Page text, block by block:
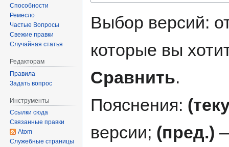
Выбор версий:
которые вы
Сравнить.
Пояснения:
версии; (пред.)
Способности
Ремесло
Частые Вопросы
Свежие правки
Случайная статья
Редакторам
Правила
Задать вопрос
Инструменты
Ссылки сюда
Связанные правки
Atom
Служебные страницы